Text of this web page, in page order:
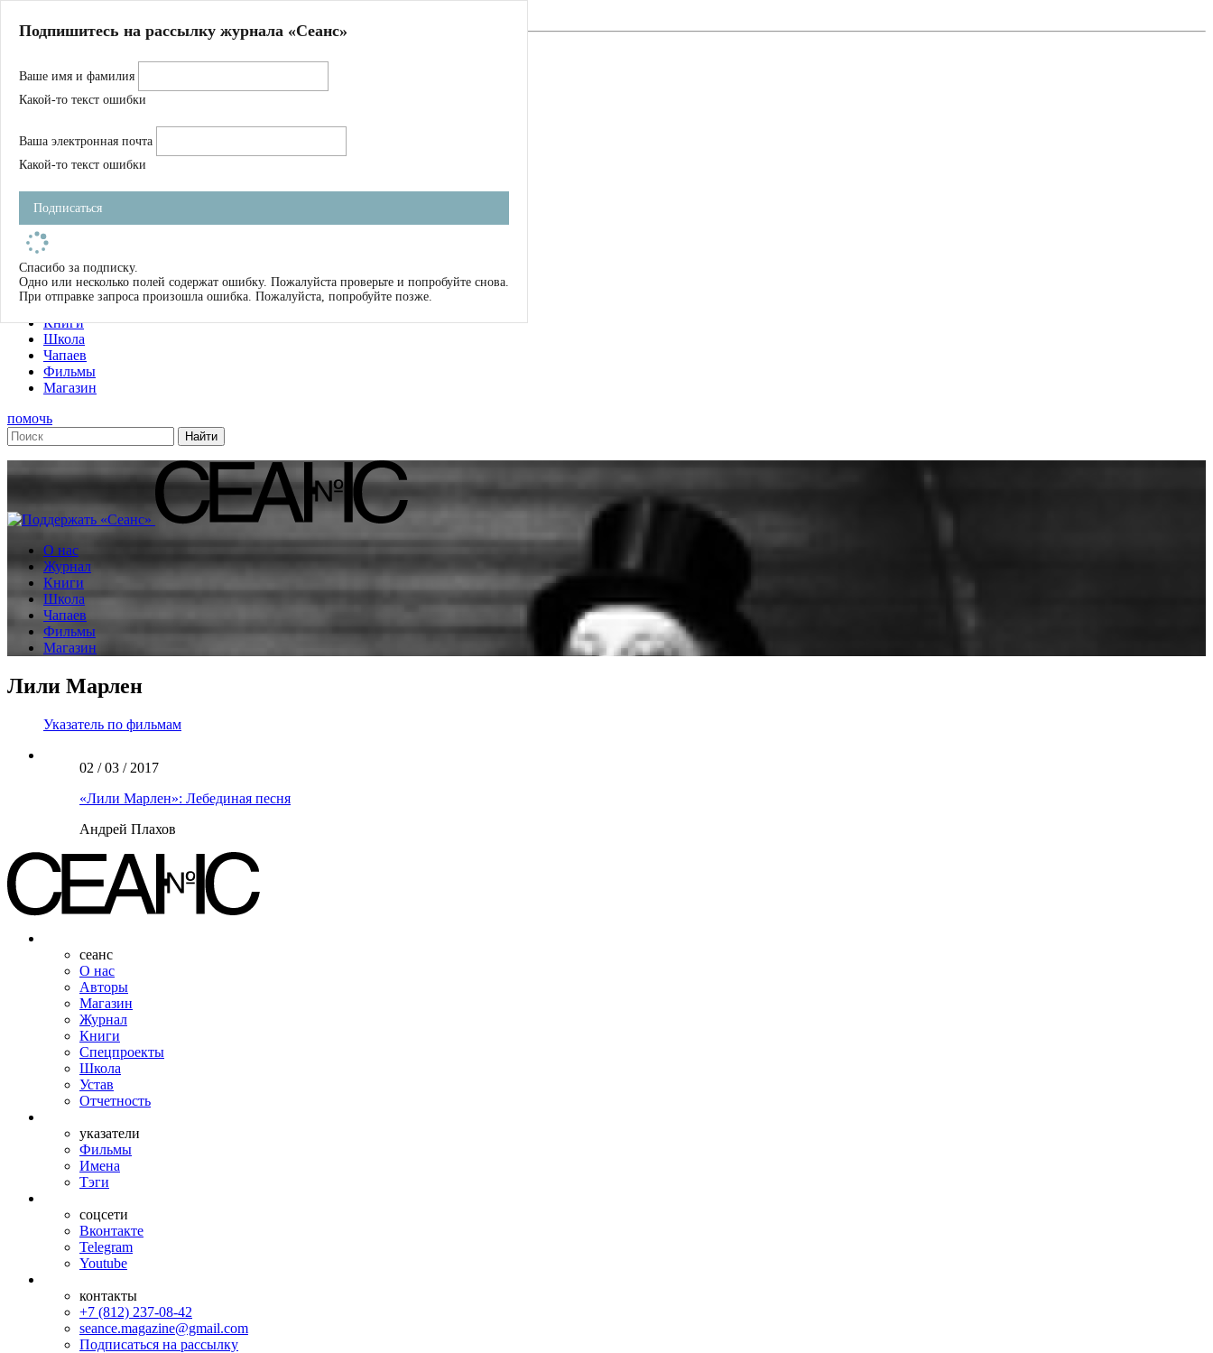
Магазин
Журнал
Школа
Устав
Фильмы
Имена
Тэги
О нас
Журнал
Книги
Школа
Чапаев
Фильмы
Магазин
помочь
О нас
Журнал
Книги
Школа
Чапаев
Фильмы
Магазин
Лили Марлен
Указатель по фильмам
02 / 03 / 2017
«Лили Марлен»: Лебединая песня
Андрей Плахов
сеанс
О нас
Авторы
Магазин
Журнал
Книги
Спецпроекты
Школа
Устав
Отчетность
указатели
Фильмы
Имена
Тэги
соцсети
Вконтакте
Telegram
Youtube
контакты
+7 (812) 237-08-42
seance.magazine@gmail.com
Подписаться на рассылку
Подпишитесь на рассылку журнала «Сеанс»
Ваше имя и фамилия
Какой-то текст ошибки
Ваша электронная почта
Какой-то текст ошибки
Подписаться
Спасибо за подписку.
Одно или несколько полей содержат ошибку. Пожалуйста проверьте и попробуйте снова.
При отправке запроса произошла ошибка. Пожалуйста, попробуйте позже.